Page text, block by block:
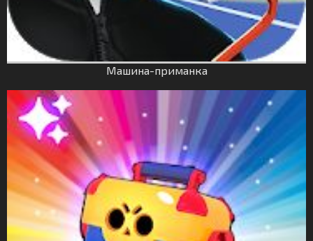
Машина-приманка